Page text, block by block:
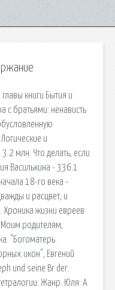
книги Бытия и
с братьями: ненависть
и
млн. Что делать, если
Василькина - 336.1
18-го века -
и расцвет, и
Хроника жизни евреев
Моим родителям,
"Богоматерь.
икон", Евгений
und seine Br der:
Жанр. Юля: А